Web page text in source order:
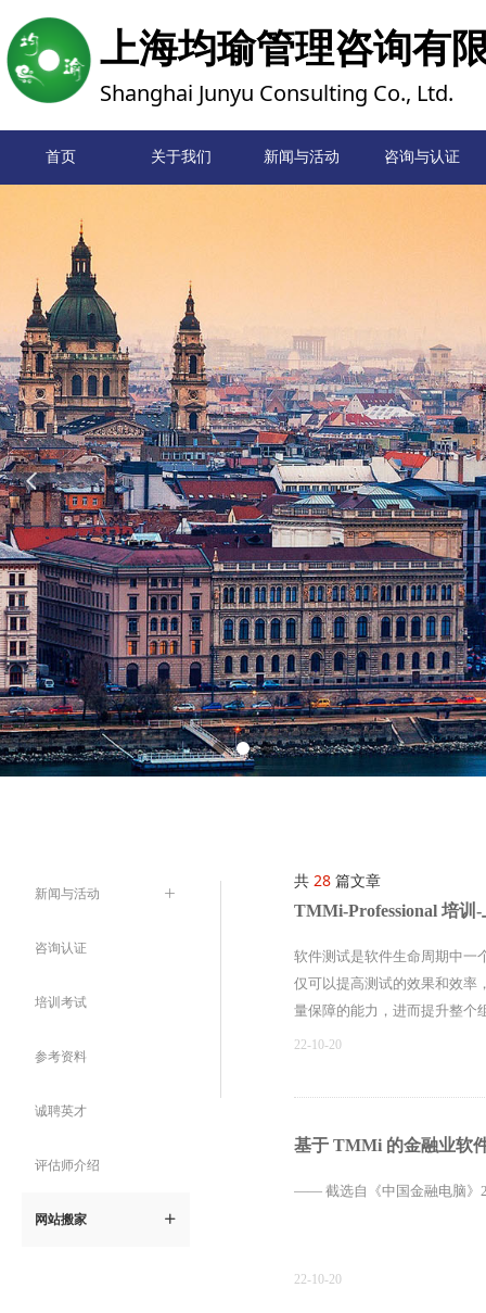
넳
首页
首页 关于我们 新闻与活动 咨询与认证
上海均瑜管理咨询有
Shanghai Junyu Consulting Co., Ltd.
共 28 篇文章
TMMi-Professional 培训
软件测试是软件生命周期中一
仅可以提高测试的效果和效率
量保障的能力，进而提升整个
22-10-20
基于 TMMi 的金融业软
—— 截选自《中国金融电脑》
22-10-20
ꄶ
新闻与活动
咨询认证
培训考试
参考资料
诚聘英才
评估师介绍
ꄶ
网站搬家